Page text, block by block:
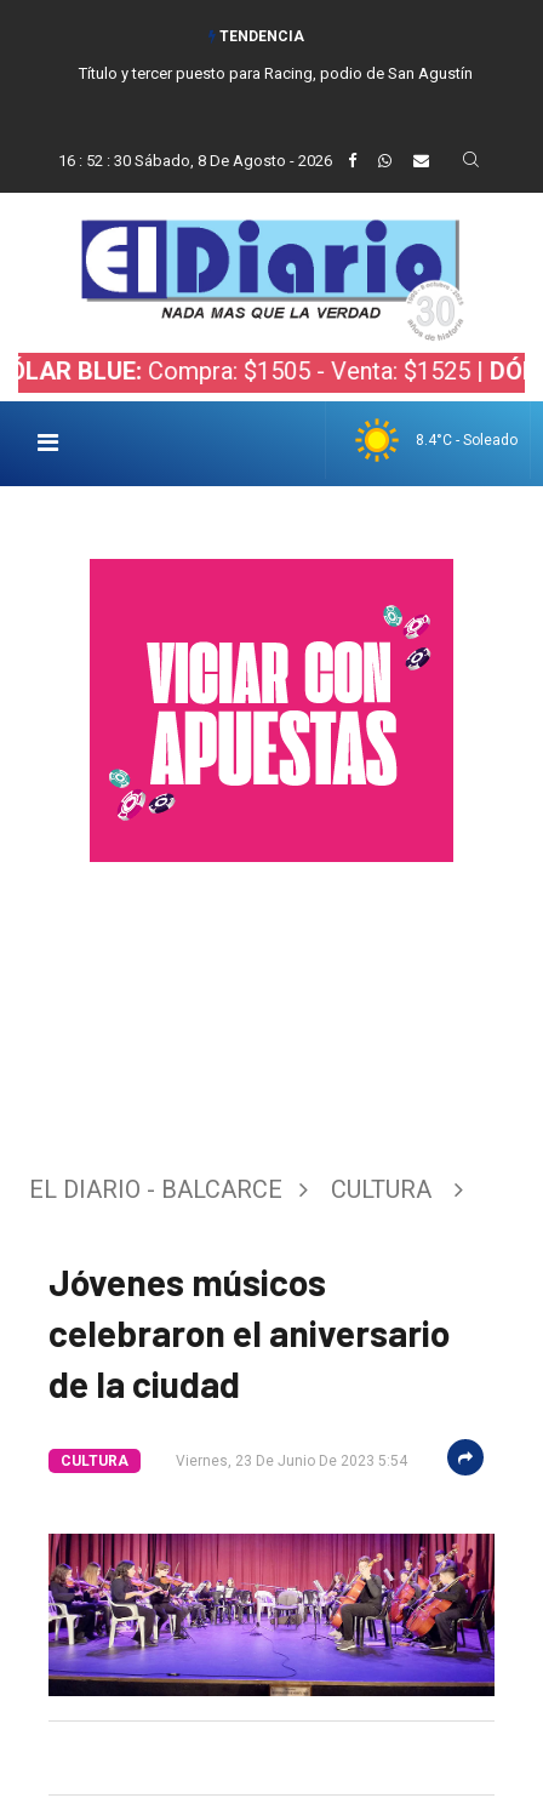
TENDENCIA
Título y tercer puesto para Racing, podio de San Agustín
16 : 52 : 31 Sábado, 8 De Agosto - 2026
Compra: $1505 - Venta: $1525 |DÓLAR
8.4°C - Soleado
El
único
DIARIO
EL DIARIO - BALCARCE CULTURA
Jóvenes músicos
celebraron el aniversario
de la ciudad
CULTURA Viernes, 23 De Junio De 2023 5:54